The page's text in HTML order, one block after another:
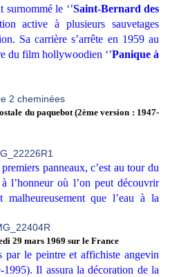
le ‘’Saint-Bernard des
active à plusieurs sauvetages
Sa carrière s’arrête en 1959 au
du film hollywoodien ‘’Panique à
du paquebot (2ème version : 1947-
panneaux, c’est au tour du
à l’honneur où l’on peut découvrir
malheureusement que l’eau à la
29 mars 1969 sur le France
par le peintre et affichiste angevin
1995). Il assura la décoration de la